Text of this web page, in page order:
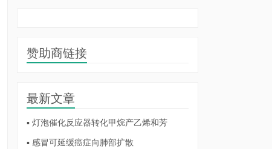
赞助商链接
最新文章
▪ 灯泡催化反应器转化甲烷产乙烯和芳
▪ 感冒可延缓癌症向肺部扩散